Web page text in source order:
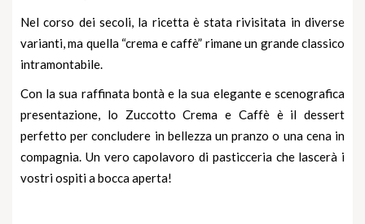
Nel corso dei secoli, la ricetta è stata rivisitata in diverse
varianti, ma quella “crema e caffè” rimane un grande classico
intramontabile.
Con la sua raffinata bontà e la sua elegante e scenografica
presentazione, lo Zuccotto Crema e Caffè è il dessert
perfetto per concludere in bellezza un pranzo o una cena in
compagnia. Un vero capolavoro di pasticceria che lascerà i
vostri ospiti a bocca aperta!